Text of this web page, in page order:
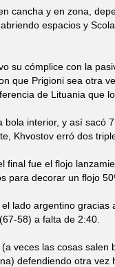
cancha y en zona,
espacios y
su cómplice con la
que Prigioni sea otra
de Lituania que
bola interior, y así sacó
Khvostov erró dos
final fue el flojo
para decorar un flojo
lado argentino gracias
58) a falta de 2:40.
veces las cosas salen
defendiendo otra vez